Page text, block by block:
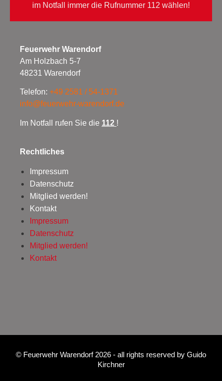
im Notfall immer die Rufnummer 112 wählen!
Feuerwehr Warendorf
Am Holzbach 5-7
48231 Warendorf
Telefon: +49 2581 / 54-1371
info@feuerwehr-warendorf.de
Im Notfall rufen Sie die 112 !
Rechtliches
Impressum
Datenschutz
Mitglied werden!
Kontakt
Impressum
Datenschutz
Mitglied werden!
Kontakt
© Feuerwehr Warendorf 2026 - all rights reserved by Guido
Kirchner